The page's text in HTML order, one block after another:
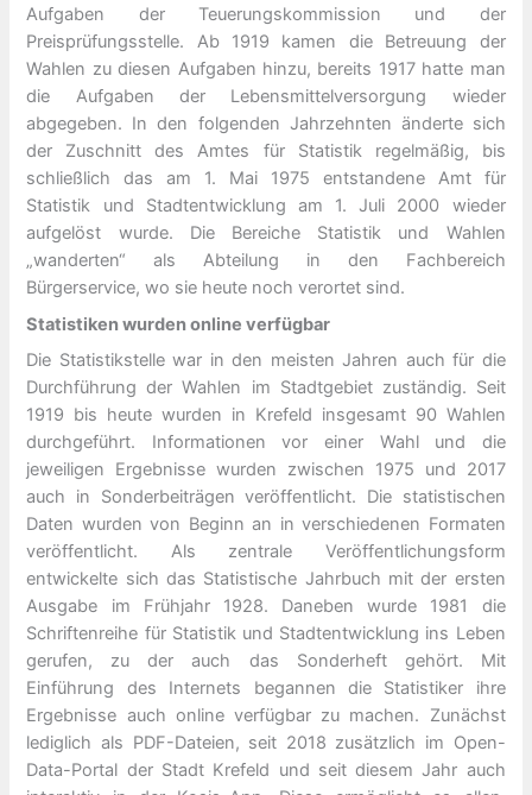
Aufgaben der Teuerungskommission und der
Preisprüfungsstelle. Ab 1919 kamen die Betreuung der
Wahlen zu diesen Aufgaben hinzu, bereits 1917 hatte man
die Aufgaben der Lebensmittelversorgung wieder
abgegeben. In den folgenden Jahrzehnten änderte sich
der Zuschnitt des Amtes für Statistik regelmäßig, bis
schließlich das am 1. Mai 1975 entstandene Amt für
Statistik und Stadtentwicklung am 1. Juli 2000 wieder
aufgelöst wurde. Die Bereiche Statistik und Wahlen
„wanderten“ als Abteilung in den Fachbereich
Bürgerservice, wo sie heute noch verortet sind.
Statistiken wurden online verfügbar
Die Statistikstelle war in den meisten Jahren auch für die
Durchführung der Wahlen im Stadtgebiet zuständig. Seit
1919 bis heute wurden in Krefeld insgesamt 90 Wahlen
durchgeführt. Informationen vor einer Wahl und die
jeweiligen Ergebnisse wurden zwischen 1975 und 2017
auch in Sonderbeiträgen veröffentlicht. Die statistischen
Daten wurden von Beginn an in verschiedenen Formaten
veröffentlicht. Als zentrale Veröffentlichungsform
entwickelte sich das Statistische Jahrbuch mit der ersten
Ausgabe im Frühjahr 1928. Daneben wurde 1981 die
Schriftenreihe für Statistik und Stadtentwicklung ins Leben
gerufen, zu der auch das Sonderheft gehört. Mit
Einführung des Internets begannen die Statistiker ihre
Ergebnisse auch online verfügbar zu machen. Zunächst
lediglich als PDF-Dateien, seit 2018 zusätzlich im Open-
Data-Portal der Stadt Krefeld und seit diesem Jahr auch